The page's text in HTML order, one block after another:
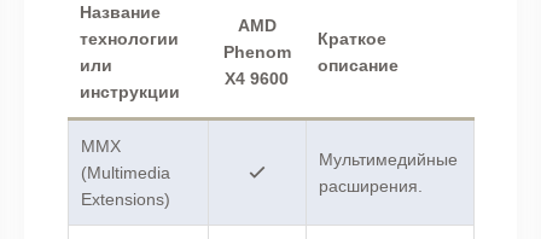
Название
технологии
или
инструкции
AMD
Phenom
X4 9600
Краткое
описание
MMX
(Multimedia
Extensions)
Мультимедийные
расширения.